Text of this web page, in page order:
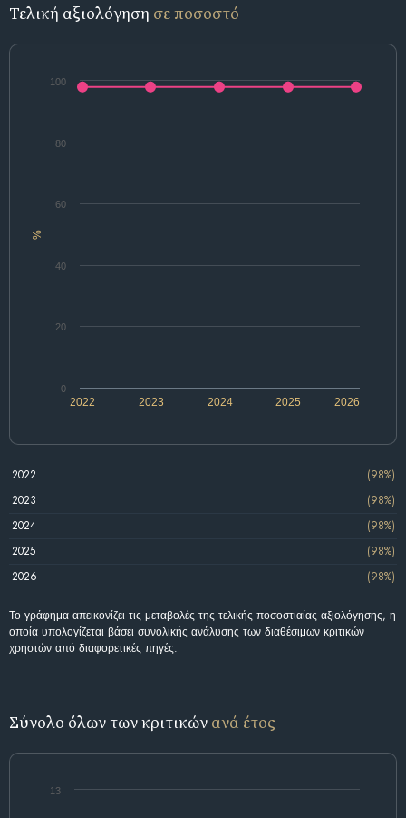
Τελική αξιολόγηση σε ποσοστό
%
2022 2024 2026
2023 2025
0
20
40
60
80
100
2022
(98%)
2023
(98%)
2024
(98%)
2025
(98%)
2026
(98%)
Το γράφημα απεικονίζει τις μεταβολές της τελικής ποσοστιαίας αξιολόγησης, η
οποία υπολογίζεται βάσει συνολικής ανάλυσης των διαθέσιμων κριτικών
χρηστών από διαφορετικές πηγές.
Σύνολο όλων των κριτικών ανά έτος
13